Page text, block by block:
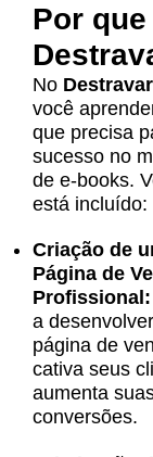
Por
No
você
que precisa
sucesso no
de e-books.
está incluído:
Criação de
Página de
Profissional:
a
página de
cativa seus
aumenta
conversões.